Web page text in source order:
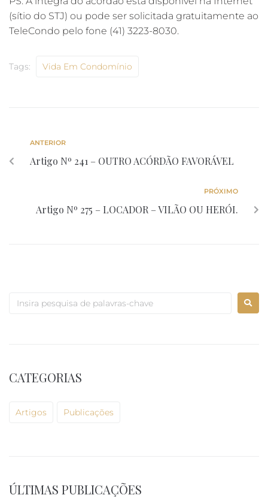
(sítio do STJ) ou pode ser solicitada gratuitamente ao
TeleCondo pelo fone (41) 3223-8030.
Tags: Vida Em Condomínio
ANTERIOR
Artigo Nº 241 – OUTRO ACÓRDÃO FAVORÁVEL
PRÓXIMO
Artigo Nº 275 – LOCADOR – VILÃO OU HERÓI.
CATEGORIAS
Artigos Publicações
ÚLTIMAS PUBLICAÇÕES